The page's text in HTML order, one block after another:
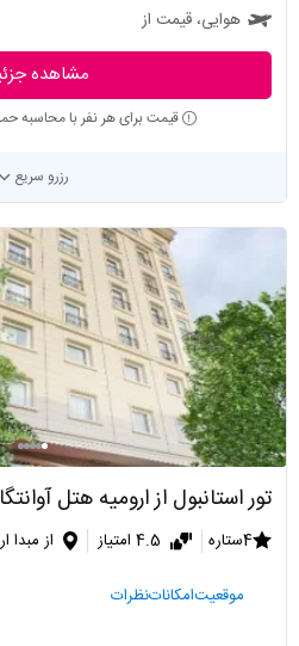
هوایی، قیمت از
مشاهده
قیمت برای هر نفر با محاسبه
رزرو سریع
تور استانبول از ارومیه هتل
4ستاره 4.5 امتیاز از مبدا
موقعیتامکاناتنظرات